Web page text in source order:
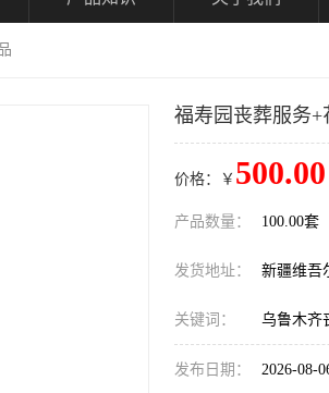
福寿园丧葬服务
价格：￥ 500.00
产品数量： 100.00套
发货地址： 新疆维吾
关键词： 乌鲁木齐
发布日期： 2026-08-